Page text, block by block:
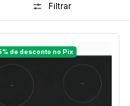
Filtrar